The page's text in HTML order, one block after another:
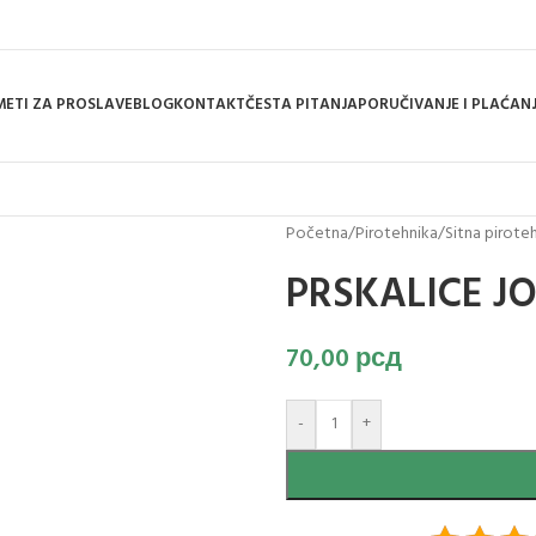
ZA PROSLAVEBLOGKONTAKTČESTA PITANJAPORUČIVANJE I
Početna/Pirotehnika/Sitna
PRSKALICE
70,00 рсд
- +